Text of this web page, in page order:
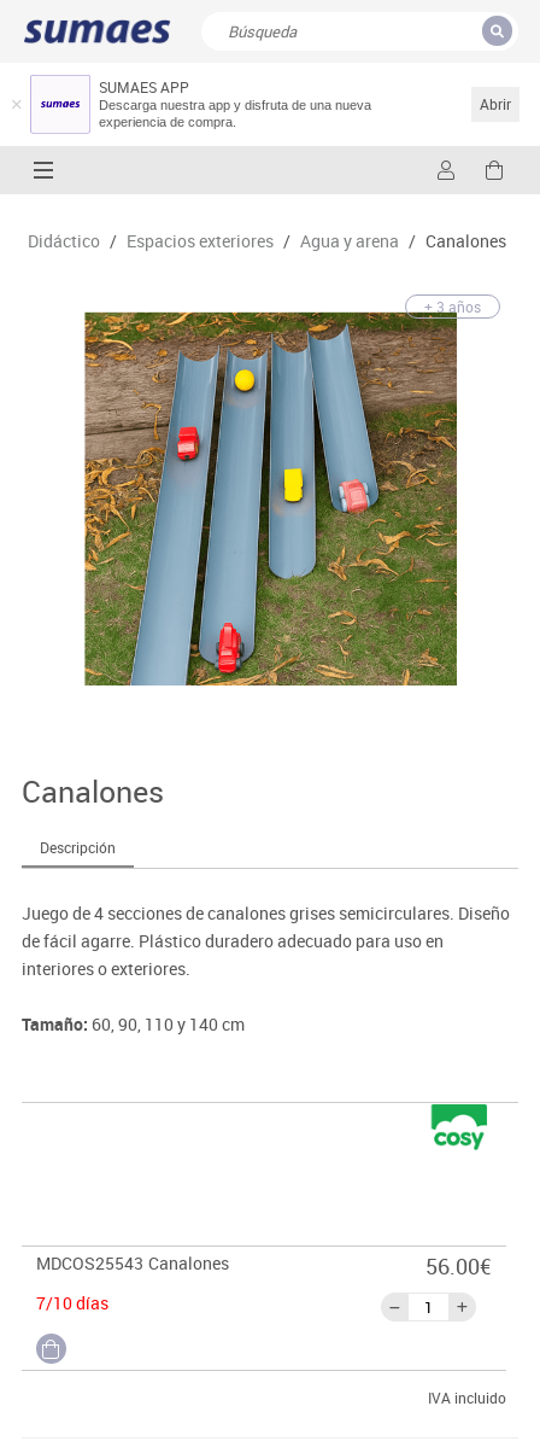
SUMAES APP
Descarga nuestra app y disfruta de una nueva
experiencia de compra.
Abrir
Resultados de la búsqueda
Didáctico / Espacios exteriores / Agua y arena / Canalones
+ 3 años
Canalones
Descripción
Juego de 4 secciones de canalones grises semicirculares. Diseño
de fácil agarre. Plástico duradero adecuado para uso en
interiores o exteriores.
Tamaño: 60, 90, 110 y 140 cm
MDCOS25543 Canalones
7/10 días
56.00€
IVA incluido